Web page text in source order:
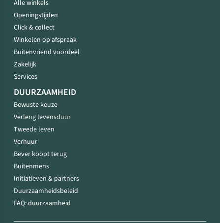
Alle winkels
Openingstijden
Click & collect
Winkelen op afspraak
Buitenvriend voordeel
Zakelijk
Services
DUURZAAMHEID
Bewuste keuze
Verleng levensduur
Tweede leven
Verhuur
Bever koopt terug
Buitenmens
Initiatieven & partners
Duurzaamheidsbeleid
FAQ: duurzaamheid